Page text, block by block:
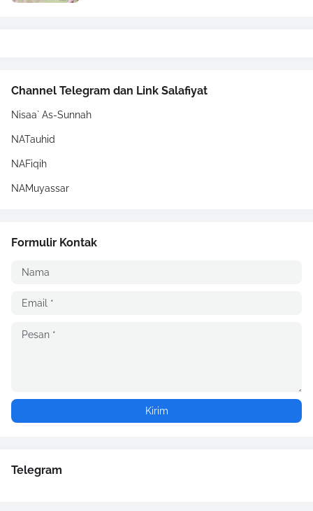
Channel Telegram dan Link Salafiyat
Nisaa` As-Sunnah
NATauhid
NAFiqih
NAMuyassar
Formulir Kontak
Telegram